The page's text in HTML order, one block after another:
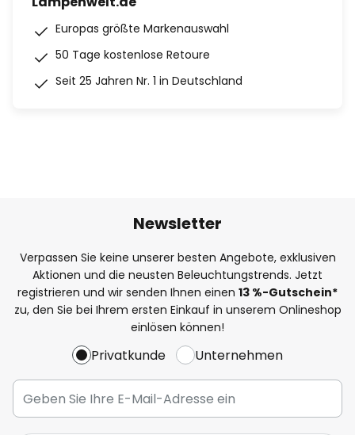
Europas größte Markenauswahl
50 Tage kostenlose Retoure
Seit 25 Jahren Nr. 1 in Deutschland
Newsletter
Verpassen Sie keine unserer besten Angebote, exklusiven
Aktionen und die neusten Beleuchtungstrends. Jetzt
registrieren und wir senden Ihnen einen 13 %-Gutschein*
zu, den Sie bei Ihrem ersten Einkauf in unserem Onlineshop
einlösen können!
Privatkunde Unternehmen